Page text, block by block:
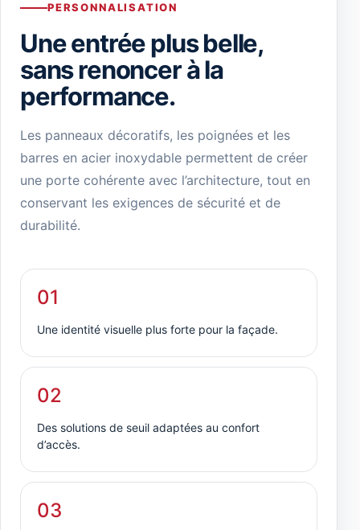
PERSONNALISATION
Une entrée plus belle,
sans renoncer à la
performance.
Les panneaux décoratifs, les poignées et les
barres en acier inoxydable permettent de créer
une porte cohérente avec l’architecture, tout en
conservant les exigences de sécurité et de
durabilité.
01
Une identité visuelle plus forte pour la façade.
02
Des solutions de seuil adaptées au confort
d’accès.
03